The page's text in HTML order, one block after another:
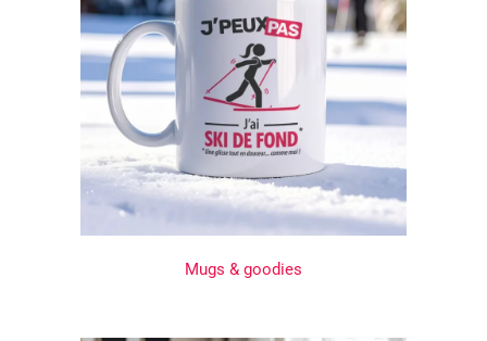
Mugs & goodies